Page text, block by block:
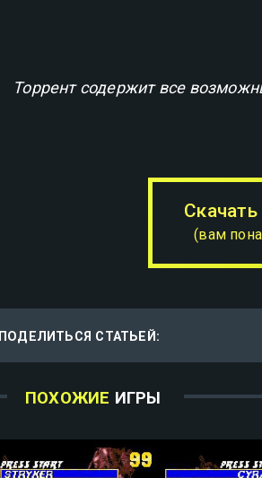
Торрент содержит все
(вам
ПОДЕЛИТЬСЯ СТАТЬЕЙ:
ПОХОЖИЕ ИГРЫ